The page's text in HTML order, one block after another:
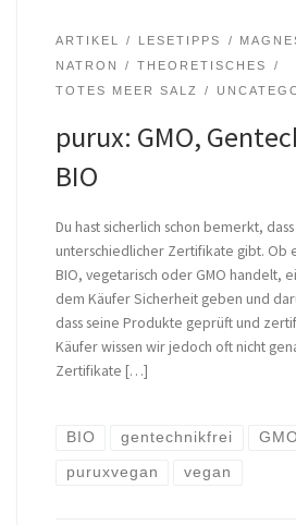
ARTIKEL LESETIPPS
NATRON
THEORETISCHES
TOTES MEER SALZ
purux: GMO,
BIO
Du hast sicherlich schon bemerkt,
unterschiedlicher Zertifikate gibt. Ob
BIO, vegetarisch oder GMO handelt,
dem Käufer Sicherheit geben und
dass seine Produkte geprüft und
Käufer wissen wir jedoch oft nicht
Zertifikate […]
BIO gentechnikfrei
puruxvegan vegan